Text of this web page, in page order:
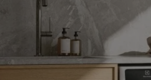
Niezbędne Wydajność
Niezbędne pliki cookie umożliwiają korzystanie z
zarządzanie kontem. Bez niezbędnych plików cookie